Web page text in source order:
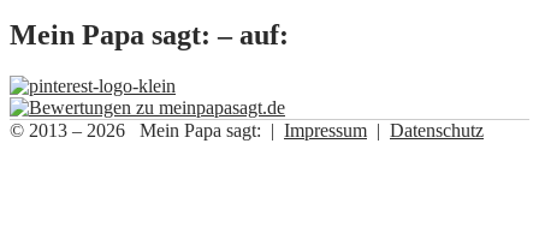
Mein Papa sagt: – auf:
© 2013 – 2026 Mein Papa sagt: | Impressum | Datenschutz